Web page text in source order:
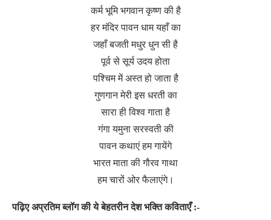
कर्म भूमि भगवान कृष्ण की है
हर मंदिर पावन धाम यहाँ का
जहाँ बजती मधुर धुन सी है
पूर्व से सूर्य उदय होता
पश्चिम में अस्त हो जाता है
गुणगान मेरी इस धरती का
सारा ही विश्व गाता है
गंगा यमुना सरस्वती की
पावन कथाएं हम गायेंगे
भारत माता की गौरव गाथा
हम चारों ओर फैलाएंगे।
पढ़िए अप्रतिम ब्लॉग की ये बेहतरीन देश भक्ति कविताएँ :-